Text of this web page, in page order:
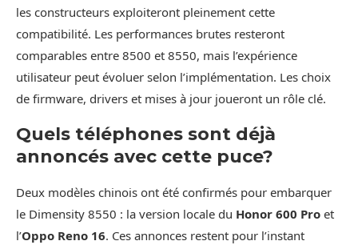
les constructeurs exploiteront pleinement cette
compatibilité. Les performances brutes resteront
comparables entre 8500 et 8550, mais l’expérience
utilisateur peut évoluer selon l’implémentation. Les choix
de firmware, drivers et mises à jour joueront un rôle clé.
Quels téléphones sont déjà
annoncés avec cette puce?
Deux modèles chinois ont été confirmés pour embarquer
le Dimensity 8550 : la version locale du Honor 600 Pro et
l’Oppo Reno 16. Ces annonces restent pour l’instant